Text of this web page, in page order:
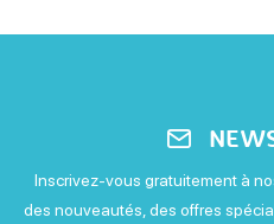
Inscrivez-vous gratuitement à
des nouveautés, des offres